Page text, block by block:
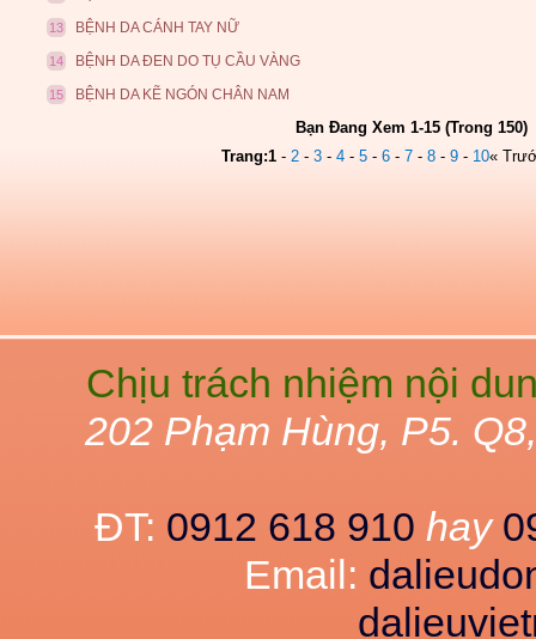
13 BỆNH DA CÁNH TAY NỮ
14 BỆNH DA ĐEN DO TỤ CẦU VÀNG
15 BỆNH DA KẼ NGÓN CHÂN NAM
Bạn Đang Xem 1-15 (Trong 150)
Trang:1 -2 -3 -4 -5 -6 -7 -8 -9 - 10«
Chịu trách nhiệm nội
202 Phạm Hùng, P5.
ĐT: 0912 618 910 hay
Email: